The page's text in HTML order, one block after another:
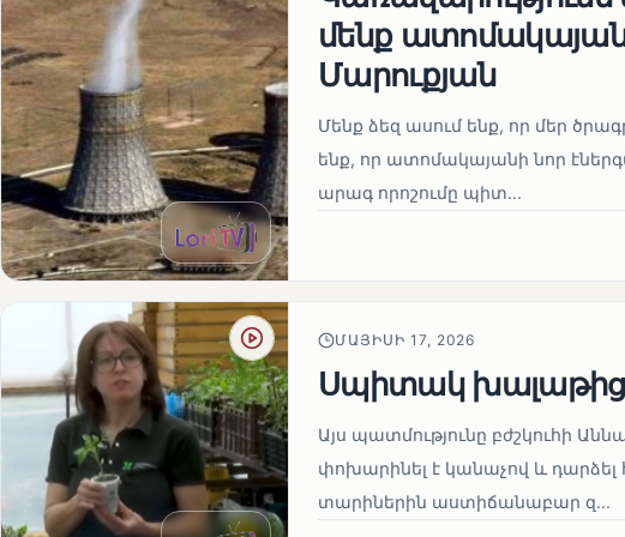
մենք ատոմակայան
Մարուքյան
Մենք ձեզ ասում ենք, որ մեր
ենք, որ ատոմակայանի նոր
արագ որոշումը պիտ...
ՄԱՅԻՍԻ 17, 2026
Սպիտակ
Այս պատմությունը բժշկուհի
փոխարինել է կանաչով և դարձել
տարիներին աստիճանաբար զ...